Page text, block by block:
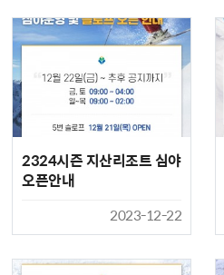
2324시즌 지산리조트 심야
오픈안내
2023-12-22